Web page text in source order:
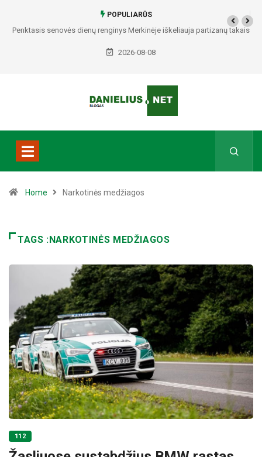
POPULIARŪS
Penktasis senovės dienų renginys Merkinėje iškeliauja partizanų takais
2026-08-08
Home Narkotinės medžiagos
TAGS :NARKOTINĖS MEDŽIAGOS
112